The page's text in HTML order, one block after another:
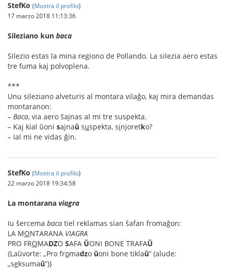
StefKo (Mostra il profilo)
17 marzo 2018 11:13:36
Sileziano kun baca
Silezio estas la mina regiono de Pollando. La silezia aero estas
tre fuma kaj polvoplena.
***
Unu sileziano alveturis al montara vilaĝo, kaj mira demandas
montaranon:
– Baca, via aero ŝajnas al mi tre suspekta.
– Kaj kial ŭoni sajnaŭ suspekta, sinjoretko?
– Ial mi ne vidas ĝin.
StefKo (Mostra il profilo)
22 marzo 2018 19:34:58
La montarana viagra
Iu ŝercema baca tiel reklamas sian ŝafan fromaĝon:
LA MONTARANA VIAGRA
PRO FROMADZO SAFA ŬONI BONE TRAFAŬ
{Laŭvorte: „Pro fromadzo ŭoni bone tiklaŭ” (alude:
„seksumaŭ”)}